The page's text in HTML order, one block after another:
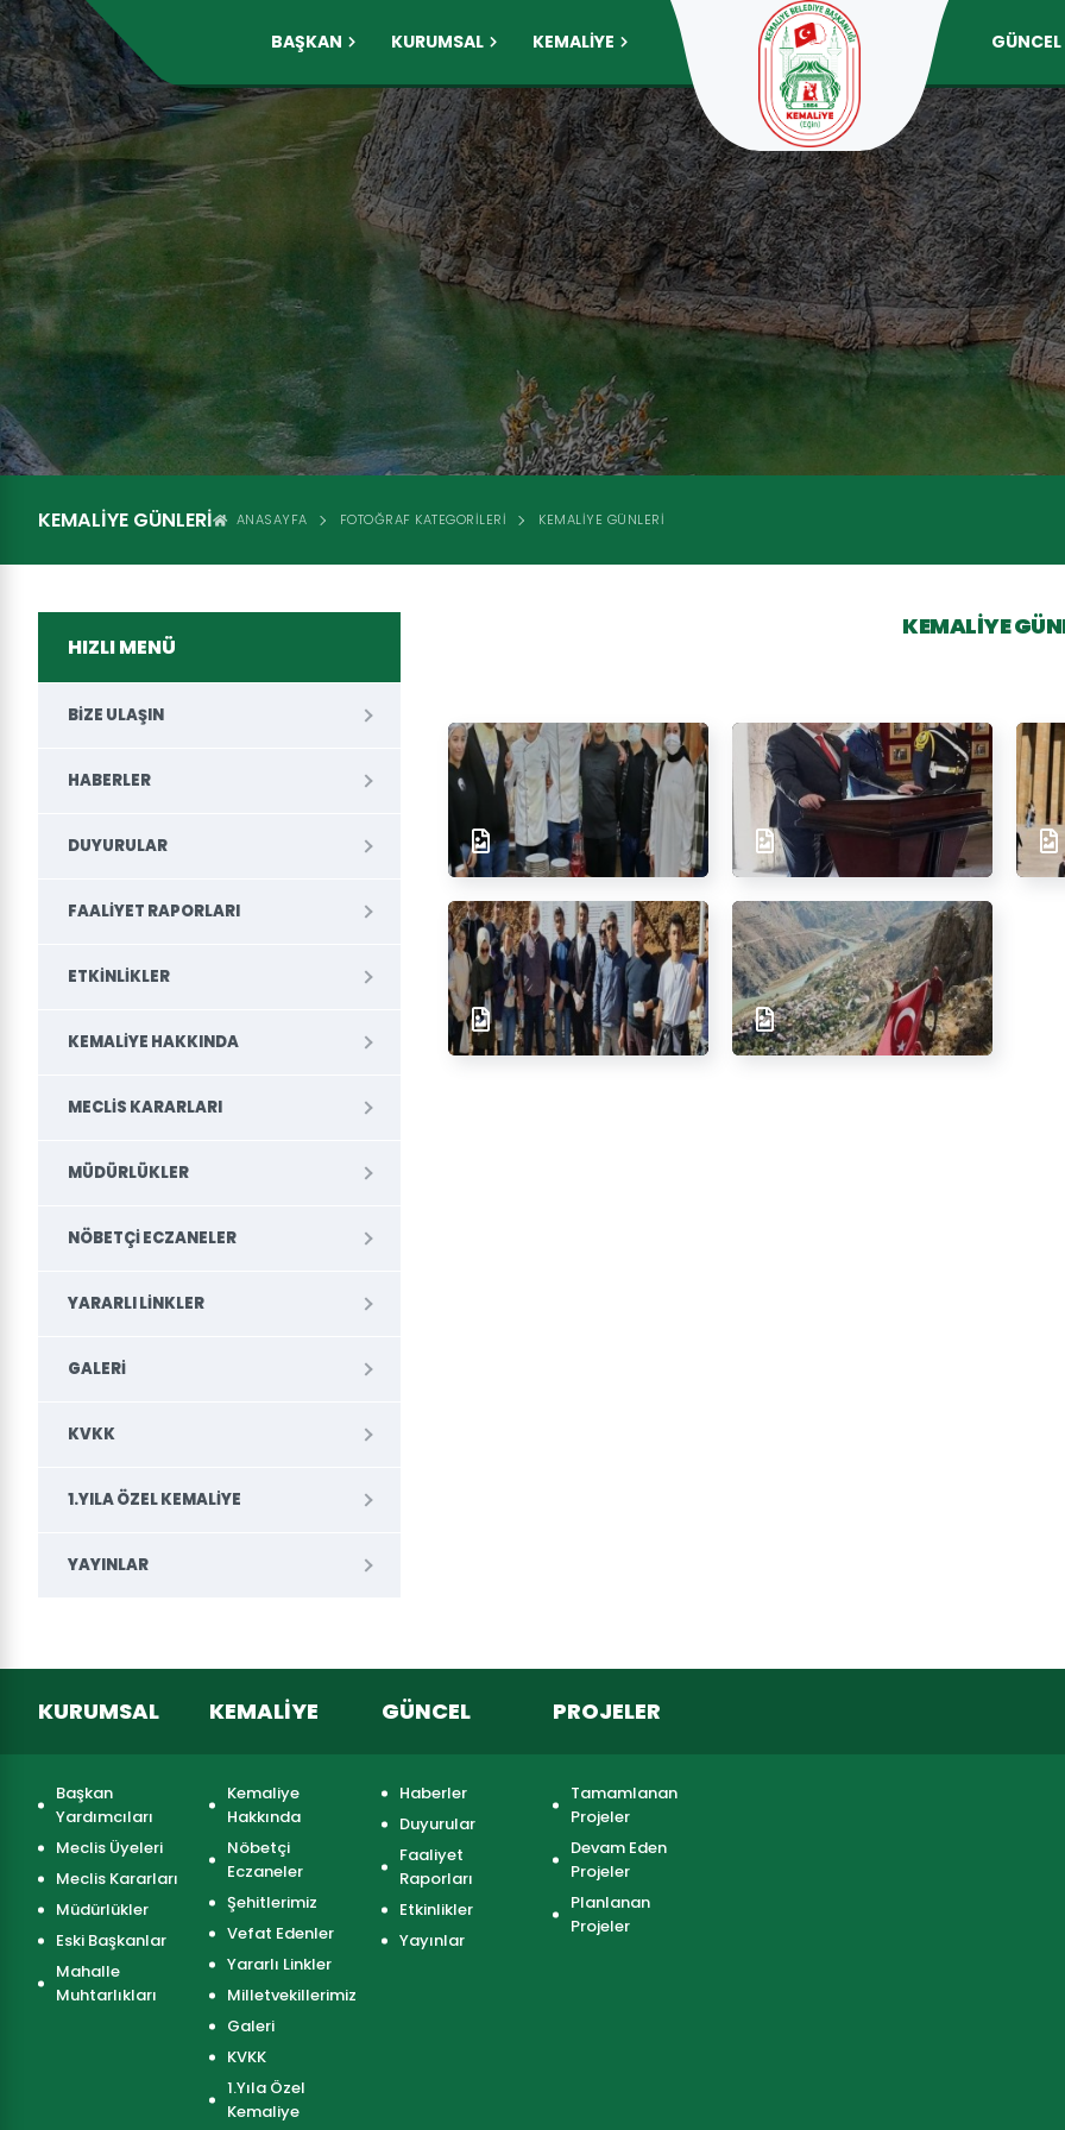
BAŞKAN KURUMSAL KEMALİYE GÜNCEL
KEMALIYE GÜNLERI ANASAYFA FOTOĞRAF KATEGORILERI KEMALIYE GÜNLERI
KEMALIYE
HIZLI MENÜ
BIZE ULAŞIN
HABERLER
DUYURULAR
FAALIYET RAPORLARI
ETKINLIKLER
KEMALIYE HAKKINDA
MECLIS KARARLARI
MÜDÜRLÜKLER
NÖBETÇI ECZANELER
YARARLI LINKLER
GALERI
KVKK
1.YILA ÖZEL KEMALIYE
YAYINLAR
KURUMSAL
Başkan
Yardımcıları
Meclis Üyeleri
Meclis Kararları
Müdürlükler
Eski Başkanlar
Mahalle
Muhtarlıkları
KEMALİYE
Kemaliye
Hakkında
Nöbetçi
Eczaneler
Şehitlerimiz
Vefat Edenler
Yararlı Linkler
Milletvekillerimiz
Galeri
KVKK
1.Yıla Özel
Kemaliye
GÜNCEL
Haberler
Duyurular
Faaliyet
Raporları
Etkinlikler
Yayınlar
PROJELER
Tamamlanan
Projeler
Devam Eden
Projeler
Planlanan
Projeler